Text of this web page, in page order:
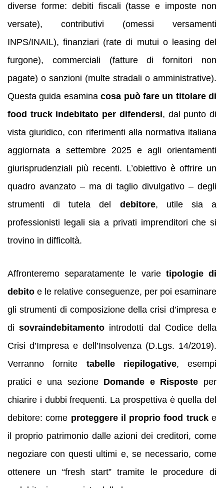
diverse forme: debiti fiscali (tasse e imposte non
versate), contributivi (omessi versamenti
INPS/INAIL), finanziari (rate di mutui o leasing del
furgone), commerciali (fatture di fornitori non
pagate) o sanzioni (multe stradali o amministrative).
Questa guida esaminacosa può fare un titolare di
food truck indebitato per difendersi, dal punto di
vista giuridico, con riferimenti alla normativa italiana
aggiornata a settembre 2025 e agli orientamenti
giurisprudenziali più recenti. L’obiettivo è offrire un
quadro avanzato – ma di taglio divulgativo – degli
strumenti di tutela del debitore, utile sia a
professionisti legali sia a privati imprenditori che si
trovino in difficoltà.
Affronteremo separatamente le varie tipologie di
debito e le relative conseguenze, per poi esaminare
gli strumenti di composizione della crisi d’impresa e
disovraindebitamento introdotti dal Codice della
Crisi d’Impresa e dell’Insolvenza (D.Lgs. 14/2019).
Verranno fornite tabelle riepilogative, esempi
pratici e una sezione Domande e Risposte per
chiarire i dubbi frequenti. La prospettiva è quella del
debitore: come proteggere il proprio food trucke
il proprio patrimonio dalle azioni dei creditori, come
negoziare con questi ultimi e, se necessario, come
ottenere un “fresh start” tramite le procedure di